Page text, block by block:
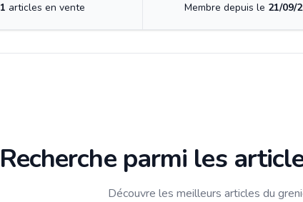
1 articles en vente Membre depuis le 21/09/
Recherche parmi les
Découvre les meilleurs articles du